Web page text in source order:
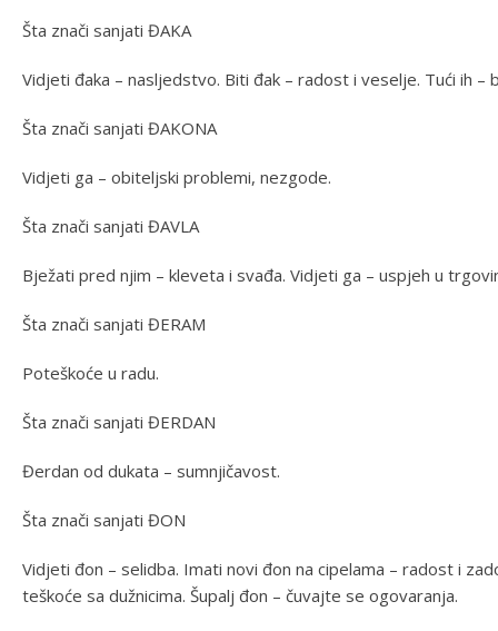
Šta znači sanjati ĐAKA
Vidjeti đaka – nasljedstvo. Biti đak – radost i veselje. Tući ih –
Šta znači sanjati ĐAKONA
Vidjeti ga – obiteljski problemi, nezgode.
Šta znači sanjati ĐAVLA
Bježati pred njim – kleveta i svađa. Vidjeti ga – uspjeh u
Šta znači sanjati ĐERAM
Poteškoće u radu.
Šta znači sanjati ĐERDAN
Đerdan od dukata – sumnjičavost.
Šta znači sanjati ĐON
Vidjeti đon – selidba. Imati novi đon na cipelama – radost i
teškoće sa dužnicima. Šupalj đon – čuvajte se ogovaranja.